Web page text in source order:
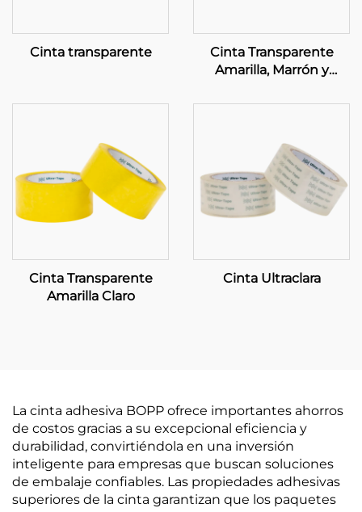
Cinta transparente
Cinta Transparente
Amarilla, Marrón y
Cinta Transparente
Amarilla Claro
Cinta Ultraclara
La cinta adhesiva BOPP ofrece importantes ahorros
de costos gracias a su excepcional eficiencia y
durabilidad, convirtiéndola en una inversión
inteligente para empresas que buscan soluciones
de embalaje confiables. Las propiedades adhesivas
superiores de la cinta garantizan que los paquetes